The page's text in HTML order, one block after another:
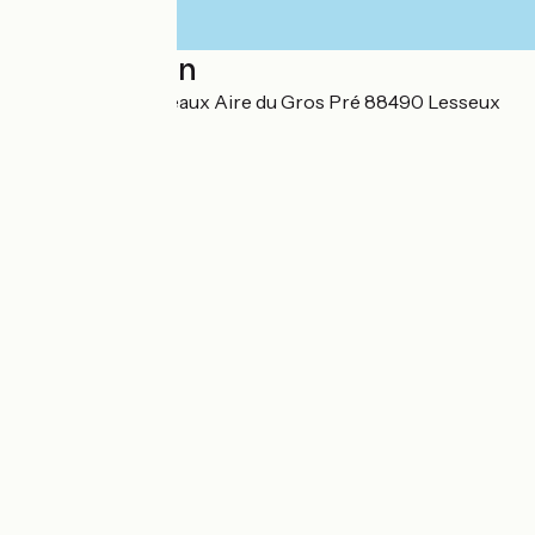
Localisation
232 Rue des Bouleaux Aire du Gros Pré 88490 Lesseux